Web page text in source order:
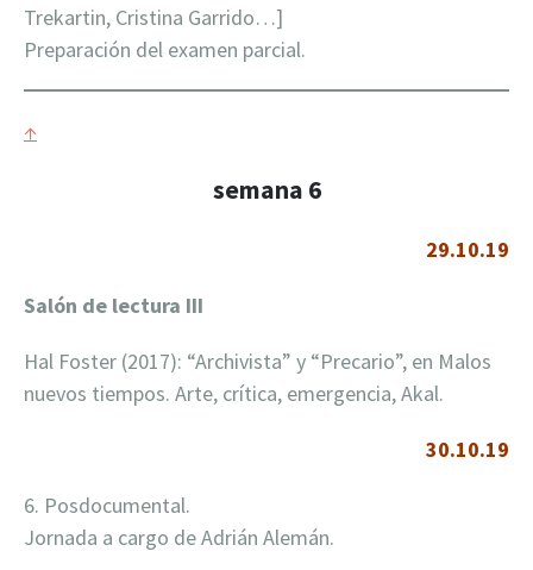
Trekartin, Cristina Garrido…]
Preparación del examen parcial.
↑
semana 6
29.10.19
Salón de lectura III
Hal Foster (2017): “Archivista” y “Precario”, en Malos
nuevos tiempos. Arte, crítica, emergencia, Akal.
30.10.19
6. Posdocumental.
Jornada a cargo de Adrián Alemán.